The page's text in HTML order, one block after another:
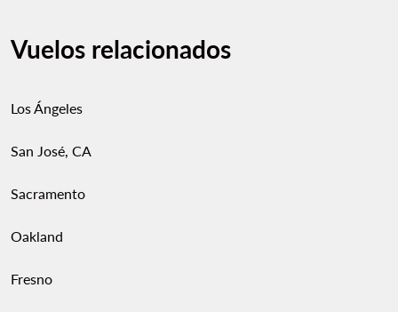
Vuelos relacionados
Los Ángeles
San José, CA
Sacramento
Oakland
Fresno